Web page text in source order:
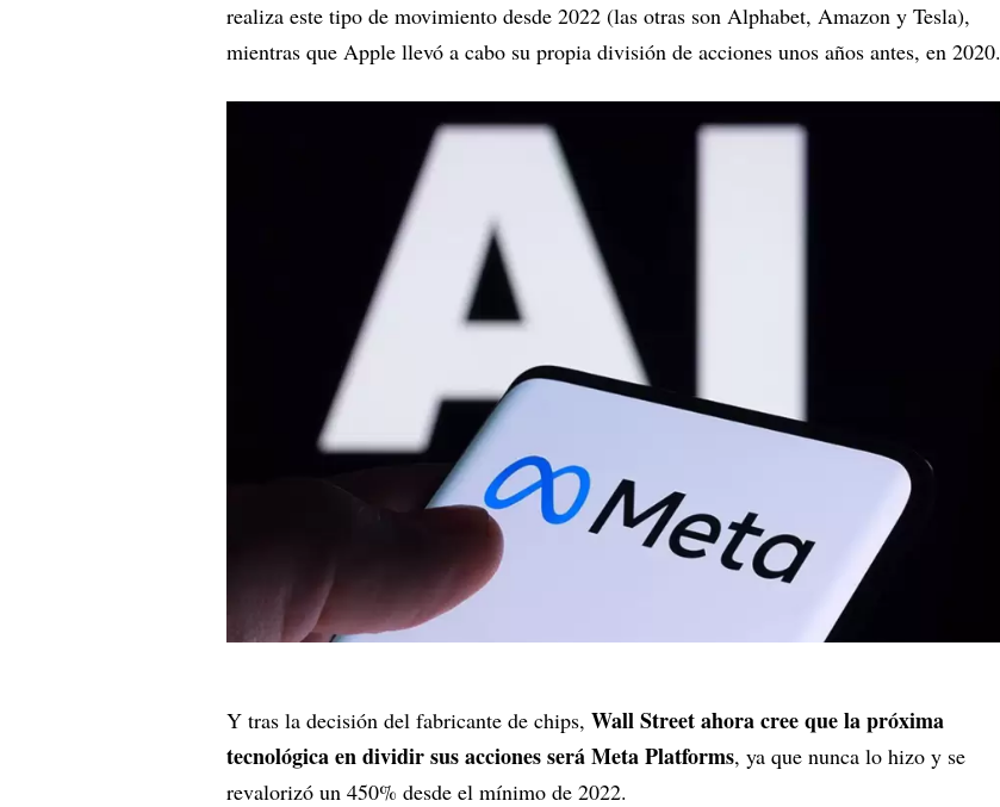
realiza este tipo de movimiento desde 2022 (las otras son Alphabet, Amazon y Tesla),
mientras que Apple llevó a cabo su propia división de acciones unos años antes, en 2020.
Y tras la decisión del fabricante de chips, Wall Street ahora cree que la próxima
tecnológica en dividir sus acciones será Meta Platforms, ya que nunca lo hizo y se
revalorizó un 450% desde el mínimo de 2022.